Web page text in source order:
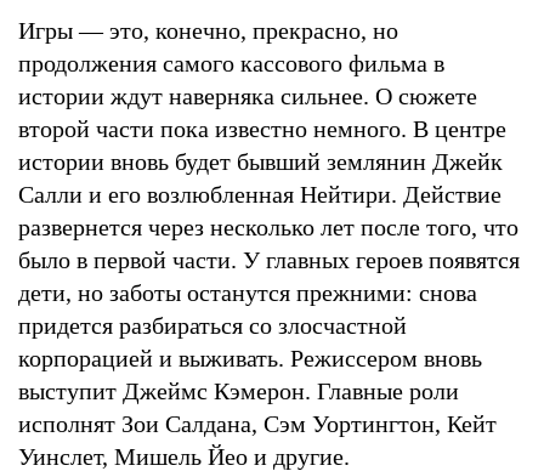
Игры — это, конечно, прекрасно, но
продолжения самого кассового фильма в
истории ждут наверняка сильнее. О сюжете
второй части пока известно немного. В центре
истории вновь будет бывший землянин Джейк
Салли и его возлюбленная Нейтири. Действие
развернется через несколько лет после того, что
было в первой части. У главных героев появятся
дети, но заботы останутся прежними: снова
придется разбираться со злосчастной
корпорацией и выживать. Режиссером вновь
выступит Джеймс Кэмерон. Главные роли
исполнят Зои Салдана, Сэм Уортингтон, Кейт
Уинслет, Мишель Йео и другие.